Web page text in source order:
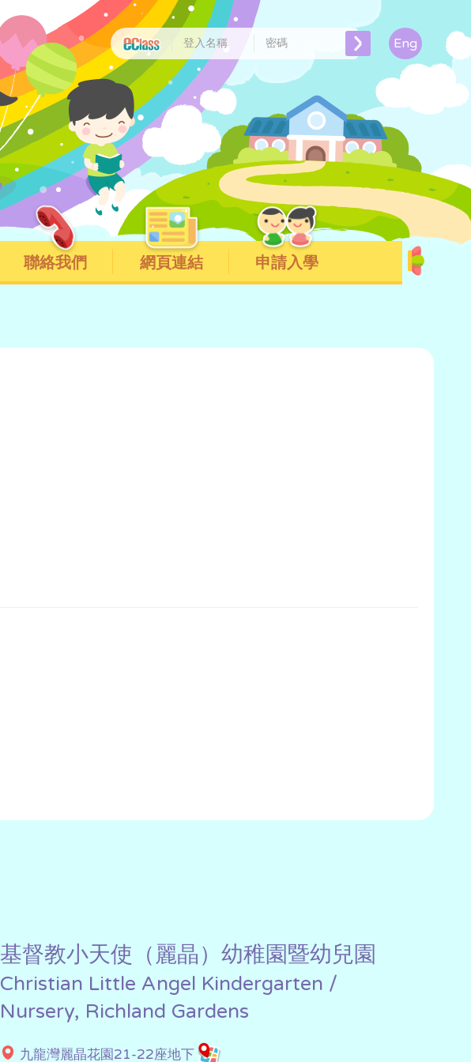
Eng
聯絡我們 網頁連結 申請入學
基督教小天使（麗晶）幼稚園暨幼兒園
Christian Little Angel Kindergarten /
Nursery, Richland Gardens
九龍灣麗晶花園21-22座地下